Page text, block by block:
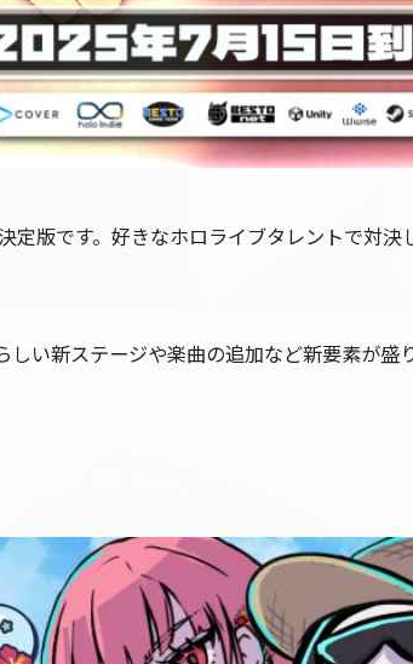
版です。好きなホロライブタレントで対決
い新ステージや楽曲の追加など新要素が盛